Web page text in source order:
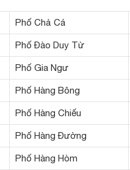
Phố Chả Cá
Phố Đào Duy Từ
Phố Gia Ngư
Phố Hàng Bông
Phố Hàng Chiếu
Phố Hàng Đường
Phố Hàng Hòm